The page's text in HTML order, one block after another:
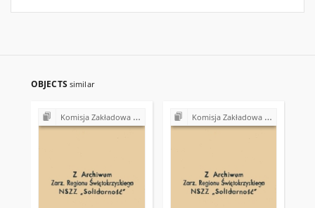
OBJECTS similar
Komisja Zakładowa NSZZ "Solidarność" przy Rejonowym Przedsiębiorstwie Gospodarki Mieszkaniowej w Skarżysku-Kamiennej Komisja Zakładowa NSZZ "Solidarność" przy Rejonowym Przedsiębiorstwie Gospodarki Mieszkaniowej w Skarżysku-Kamiennej